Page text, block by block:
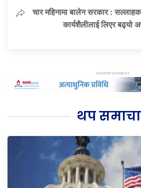
चार महिनामा बालेन सरकार :
कार्यशैलीलाई लिएर बढ्यो
थप